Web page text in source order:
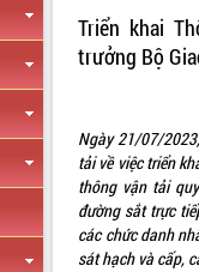
Triển khai
trưởng Bộ
Ngày 21/07/
tải về việc triển
thông vận tải
đường sắt trực
các chức danh
sát hạch và cấp,